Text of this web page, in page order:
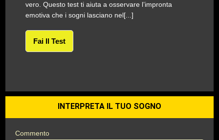
vero. Questo test ti aiuta a osservare l’impronta
emotiva che i sogni lasciano nel[...]
Fai Il Test
INTERPRETA IL TUO SOGNO
Commento